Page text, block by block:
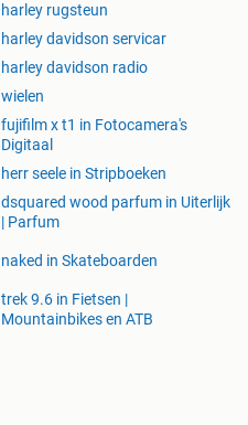
harley rugsteun
harley davidson servicar
harley davidson radio
wielen
fujifilm x t1 in Fotocamera's
Digitaal
herr seele in Stripboeken
dsquared wood parfum in Uiterlijk
| Parfum
naked in Skateboarden
trek 9.6 in Fietsen |
Mountainbikes en ATB